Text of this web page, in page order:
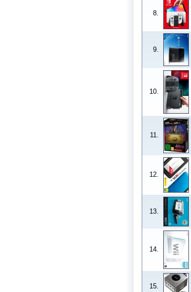
8.
9.
10.
11.
12.
13.
14.
15.